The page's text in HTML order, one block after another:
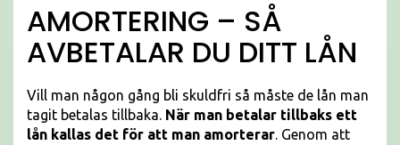
AMORTERING – SÅ
AVBETALAR DU DITT LÅN
Vill man någon gång bli skuldfri så måste de lån man
tagit betalas tillbaka. När man betalar tillbaks ett
lån kallas det för att man amorterar. Genom att